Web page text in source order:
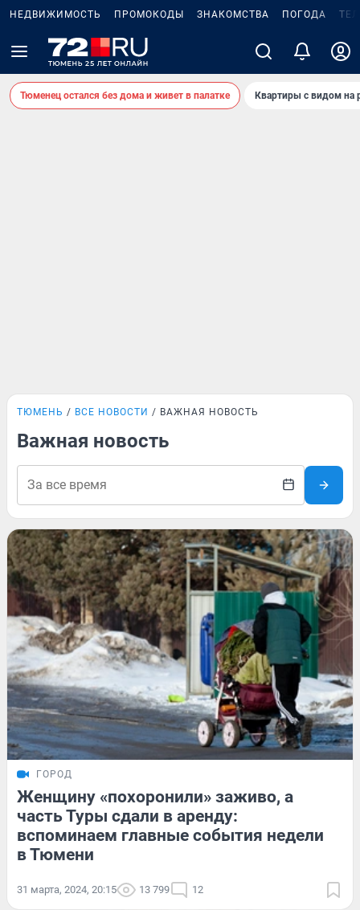
НЕДВИЖИМОСТЬ ПРОМОКОДЫ ЗНАКОМСТВА ПОГОДА
Тюменец остался без дома и живет в палатке Квартиры с видом на
ТЮМЕНЬ ВСЕ НОВОСТИ ВАЖНАЯ НОВОСТЬ
Важная новость
ГОРОД
Женщину «похоронили» заживо, а
часть Туры сдали в аренду:
вспоминаем главные события недели
в Тюмени
31 марта, 2024, 20:15 13 799 12